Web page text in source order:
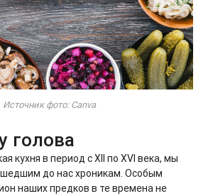
Источник фото: Canva
голова
кухня в период с XII по XVI века, мы
до нас хроникам. Особым
наших предков в те времена не